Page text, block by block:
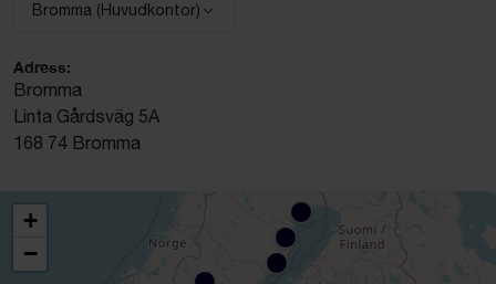
Välj anläggning:
Bromma (Huvudkontor)
Adress:
Bromma
Linta Gårdsväg 5A
168 74 Bromma
+
−